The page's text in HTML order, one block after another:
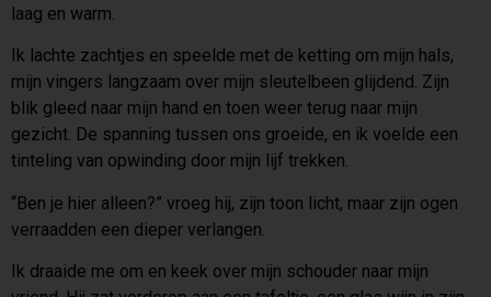
laag en warm.
Ik lachte zachtjes en speelde met de ketting om mijn hals,
mijn vingers langzaam over mijn sleutelbeen glijdend. Zijn
blik gleed naar mijn hand en toen weer terug naar mijn
gezicht. De spanning tussen ons groeide, en ik voelde een
tinteling van opwinding door mijn lijf trekken.
“Ben je hier alleen?” vroeg hij, zijn toon licht, maar zijn ogen
verraadden een dieper verlangen.
Ik draaide me om en keek over mijn schouder naar mijn